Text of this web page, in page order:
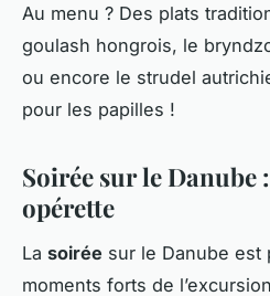
Au menu ? Des plats
goulash hongrois, le
ou encore le strudel
pour les papilles !
Soirée sur le Danube
opérette
La soirée sur le Danube est
moments forts de